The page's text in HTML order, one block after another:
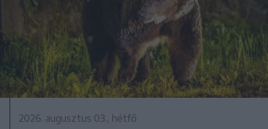
2026. augusztus 03., hétfő